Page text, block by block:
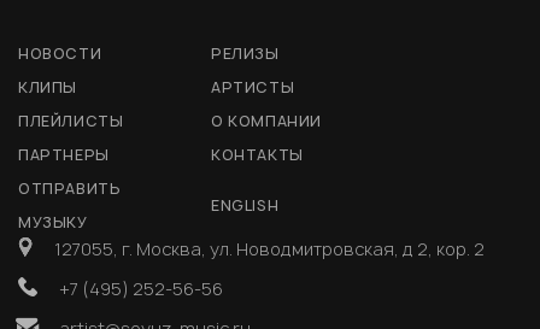
НОВОСТИ
РЕЛИЗЫ
КЛИПЫ
АРТИСТЫ
ПЛЕЙЛИСТЫ
О КОМПАНИИ
ПАРТНЕРЫ
КОНТАКТЫ
ОТПРАВИТЬ
МУЗЫКУ
ENGLISH
127055, г. Москва, ул. Новодмитровская, д 2, кор. 2
+7 (495) 252-56-56